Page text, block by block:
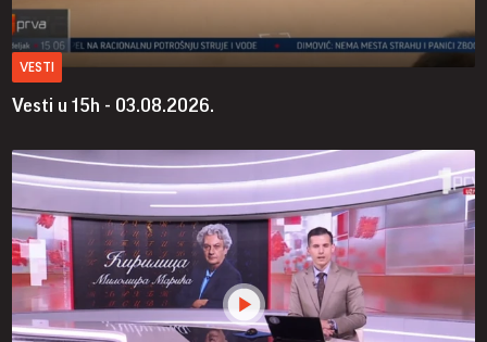
VESTI
Vesti u 15h - 03.08.2026.